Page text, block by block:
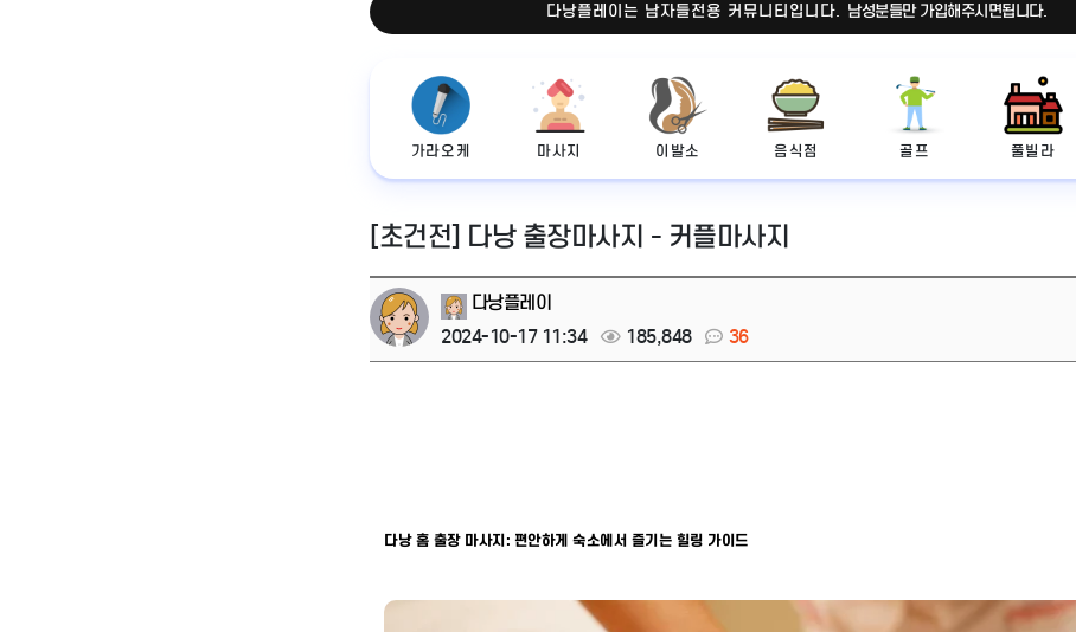
다낭플레이는 남자들전용 커뮤니티입니다. 남성분들만 가입해주시면됩니다.
가라오케 마사지 이발소 음식점 골프 풀빌라
[초건전] 다낭 출장마사지 - 커플마사지
다낭플레이
2024-10-17 11:34
185,848 36
다낭 홈 출장 마사지: 편안하게 숙소에서 즐기는 힐링 가이드